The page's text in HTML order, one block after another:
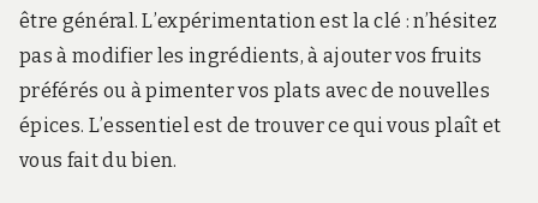
être général. L’expérimentation est la clé : n’hésitez
pas à modifier les ingrédients, à ajouter vos fruits
préférés ou à pimenter vos plats avec de nouvelles
épices. L’essentiel est de trouver ce qui vous plaît et
vous fait du bien.